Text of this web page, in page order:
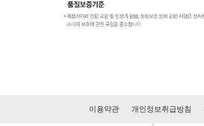
이용약관 개인정보취급방침